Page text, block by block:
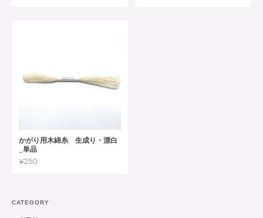
かがり用木綿糸 生成り・漂白
_単品
¥250
CATEGORY